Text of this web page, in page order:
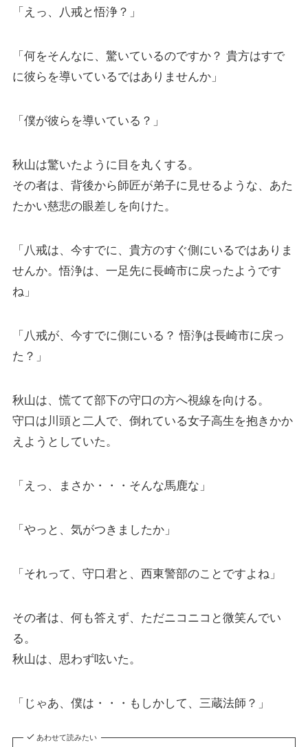
「えっ、八戒と悟浄？」
「何をそんなに、驚いているのですか？ 貴方はすで
に彼らを導いているではありませんか」
「僕が彼らを導いている？」
秋山は驚いたように目を丸くする。
その者は、背後から師匠が弟子に見せるような、あた
たかい慈悲の眼差しを向けた。
「八戒は、今すでに、貴方のすぐ側にいるではありま
せんか。悟浄は、一足先に長崎市に戻ったようです
ね」
「八戒が、今すでに側にいる？ 悟浄は長崎市に戻っ
た？」
秋山は、慌てて部下の守口の方へ視線を向ける。
守口は川頭と二人で、倒れている女子高生を抱きかか
えようとしていた。
「えっ、まさか・・・そんな馬鹿な」
「やっと、気がつきましたか」
「それって、守口君と、西東警部のことですよね」
その者は、何も答えず、ただニコニコと微笑んでい
る。
秋山は、思わず呟いた。
「じゃあ、僕は・・・もしかして、三蔵法師？」
あわせて読みたい